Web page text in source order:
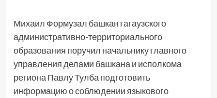
Михаил Формузал башкан гагаузского
административно-территориального
образования поручил начальнику главного
управления делами башкана и исполкома
региона Павлу Тулба подготовить
информацию о соблюдении языкового